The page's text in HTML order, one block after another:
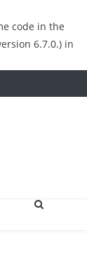
code in the
6.7.0.) in